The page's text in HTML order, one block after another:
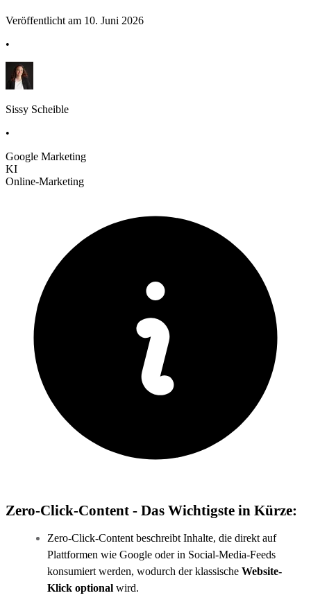
Veröffentlicht am 10. Juni 2026
•
Sissy Scheible
•
Google Marketing
KI
Online-Marketing
Zero-Click-Content - Das Wichtigste in Kürze:
Zero-Click-Content beschreibt Inhalte, die direkt auf
Plattformen wie Google oder in Social-Media-Feeds
konsumiert werden, wodurch der klassische Website-
Klick optional wird.